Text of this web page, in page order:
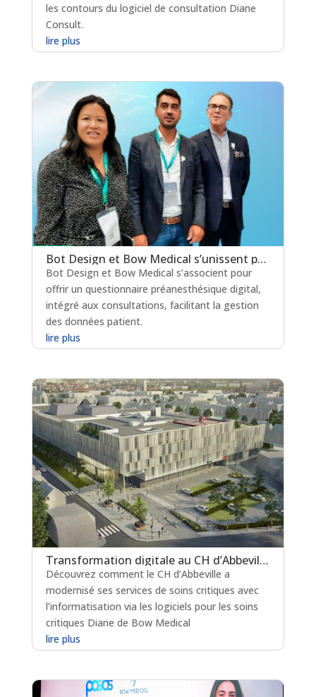
les contours du logiciel de consultation Diane
Consult.
lire plus
Bot Design et Bow Medical s’unissent pour proposer un questionnaire préanesthésique informatisé et totalement intégré
Bot Design et Bow Medical s’associent pour
offrir un questionnaire préanesthésique digital,
intégré aux consultations, facilitant la gestion
des données patient.
lire plus
Transformation digitale au CH d’Abbeville : L’informatisation des soins critiques
Découvrez comment le CH d’Abbeville a
modernisé ses services de soins critiques avec
l’informatisation via les logiciels pour les soins
critiques Diane de Bow Medical
lire plus